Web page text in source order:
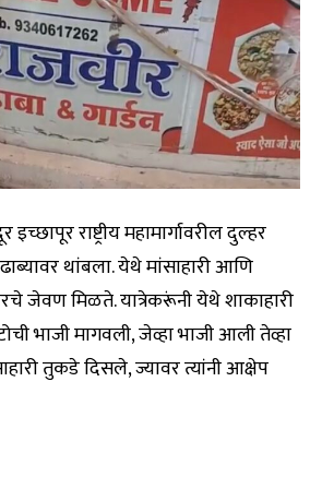
राष्ट्रीय महामार्गावरील दुल्हर
थांबला. येथे मांसाहारी आणि
जेवण मिळते. यात्रेकरूंनी येथे शाकाहारी
भाजी मागवली, जेव्हा भाजी आली तेव्हा
तुकडे दिसले, ज्यावर त्यांनी आक्षेप